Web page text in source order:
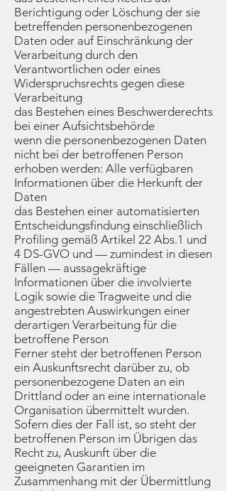
Berichtigung oder Löschung der sie
betreffenden personenbezogenen
Daten oder auf Einschränkung der
Verarbeitung durch den
Verantwortlichen oder eines
Widerspruchsrechts gegen diese
Verarbeitung
das Bestehen eines Beschwerderechts
bei einer Aufsichtsbehörde
wenn die personenbezogenen Daten
nicht bei der betroffenen Person
erhoben werden: Alle verfügbaren
Informationen über die Herkunft der
Daten
das Bestehen einer automatisierten
Entscheidungsfindung einschließlich
Profiling gemäß Artikel 22 Abs.1 und
4 DS-GVO und — zumindest in diesen
Fällen — aussagekräftige
Informationen über die involvierte
Logik sowie die Tragweite und die
angestrebten Auswirkungen einer
derartigen Verarbeitung für die
betroffene Person
Ferner steht der betroffenen Person
ein Auskunftsrecht darüber zu, ob
personenbezogene Daten an ein
Drittland oder an eine internationale
Organisation übermittelt wurden.
Sofern dies der Fall ist, so steht der
betroffenen Person im Übrigen das
Recht zu, Auskunft über die
geeigneten Garantien im
Zusammenhang mit der Übermittlung
zu erhalten.